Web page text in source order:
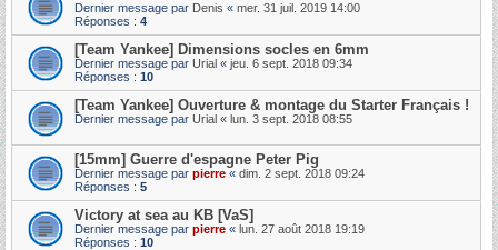
Dernier message par Denis « mer. 31 juil. 2019 14:00
Réponses : 4
[Team Yankee] Dimensions socles en 6mm
Dernier message par Urial « jeu. 6 sept. 2018 09:34
Réponses : 10
[Team Yankee] Ouverture & montage du Starter Français !
Dernier message par Urial « lun. 3 sept. 2018 08:55
[15mm] Guerre d'espagne Peter Pig
Dernier message par pierre « dim. 2 sept. 2018 09:24
Réponses : 5
Victory at sea au KB [VaS]
Dernier message par pierre « lun. 27 août 2018 19:19
Réponses : 10